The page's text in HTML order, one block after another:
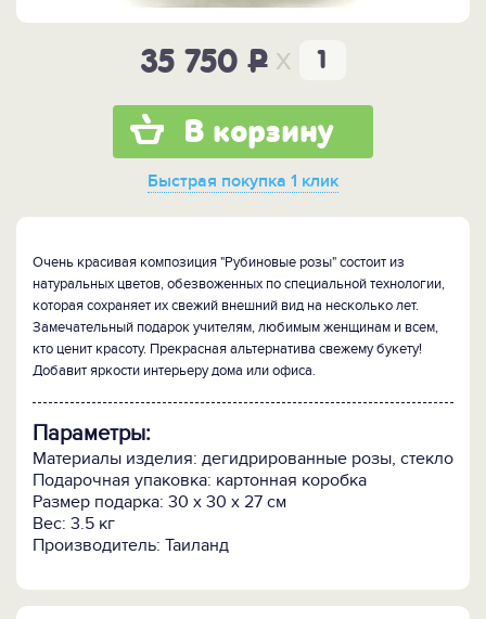
35 750P x
В корзину
Быстрая покупка 1 клик
Очень красивая композиция "Рубиновые розы" состоит из
натуральных цветов, обезвоженных по специальной технологии,
которая сохраняет их свежий внешний вид на несколько лет.
Замечательный подарок учителям, любимым женщинам и всем,
кто ценит красоту. Прекрасная альтернатива свежему букету!
Добавит яркости интерьеру дома или офиса.
Параметры:
Материалы изделия: дегидрированные розы, стекло
Подарочная упаковка: картонная коробка
Размер подарка: 30 x 30 x 27 см
Вес: 3.5 кг
Производитель: Таиланд